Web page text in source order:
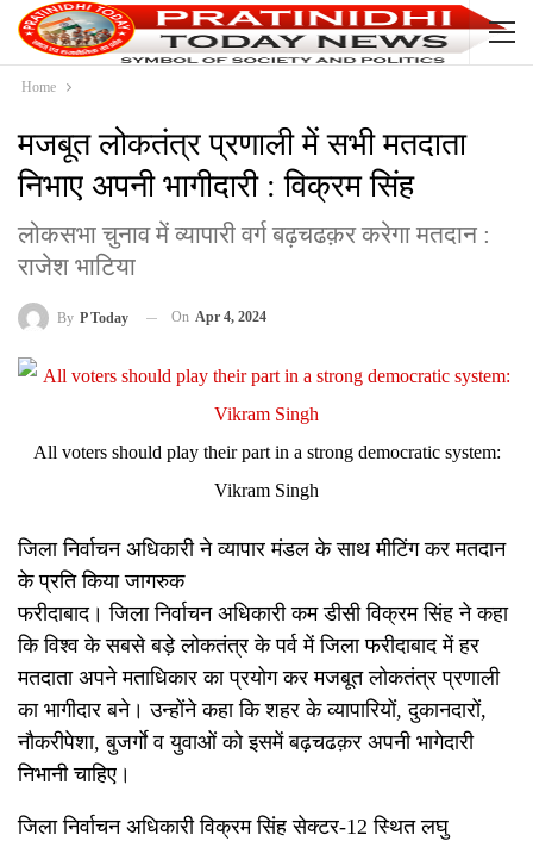
Home
मजबूत लोकतंत्र प्रणाली में सभी मतदाता
निभाए अपनी भागीदारी : विक्रम सिंह
लोकसभा चुनाव में व्यापारी वर्ग बढ़चढक़र करेगा मतदान :
राजेश भाटिया
By P Today On Apr 4, 2024
All voters should play their part in a strong democratic system:
Vikram Singh
जिला निर्वाचन अधिकारी ने व्यापार मंडल के साथ मीटिंग कर मतदान
के प्रति किया जागरुक
फरीदाबाद। जिला निर्वाचन अधिकारी कम डीसी विक्रम सिंह ने कहा
कि विश्व के सबसे बड़े लोकतंत्र के पर्व में जिला फरीदाबाद में हर
मतदाता अपने मताधिकार का प्रयोग कर मजबूत लोकतंत्र प्रणाली
का भागीदार बने। उन्होंने कहा कि शहर के व्यापारियों, दुकानदारों,
नौकरीपेशा, बुजर्गाे व युवाओं को इसमें बढ़चढक़र अपनी भागेदारी
निभानी चाहिए।
जिला निर्वाचन अधिकारी विक्रम सिंह सेक्टर-12 स्थित लघु